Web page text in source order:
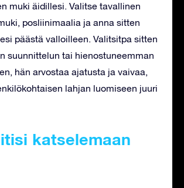
muki äidillesi. Valitse tavallinen
posliinimaalia ja anna sitten
päästä valloilleen. Valitsitpa sitten
suunnittelun tai hienostuneemman
hän arvostaa ajatusta ja vaivaa,
lahjan luomiseen juuri
katselemaan